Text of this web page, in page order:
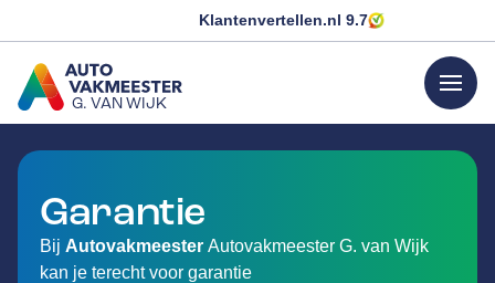
Klantenvertellen.nl 9.7
G. VAN WIJK
GA NAAR DE HOMEPAGINA
menu
Garantie
Bij Autovakmeester Autovakmeester G. van Wijk
kan je terecht voor garantie